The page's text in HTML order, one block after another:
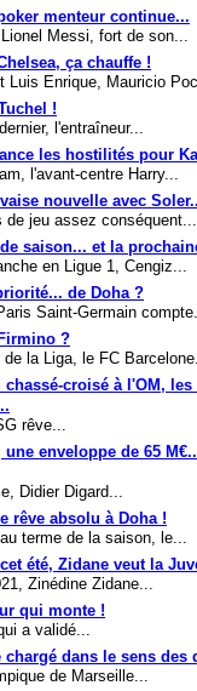
menteur continue...
Messi, fort de son...
ça chauffe !
Luis Enrique, Mauricio
!
l'entraîneur...
les hostilités pour
l'avant-centre Harry...
nouvelle avec
de jeu assez conséquent...
saison... et la
en Ligue 1, Cengiz...
de Doha ?
Saint-Germain
?
la Liga, le FC
croisé à l'OM, les
rêve...
enveloppe de 65
Didier Digard...
rêve absolu à Doha !
terme de la saison, le...
été, Zidane veut la
Zinédine Zidane...
qui monte !
a validé...
chargé dans le sens des
de Marseille...